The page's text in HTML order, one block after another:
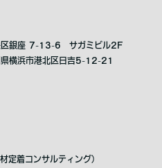
区銀座 7-13-6 サガミビル2F
横浜市港北区日吉5-12-21
定着コンサルティング）